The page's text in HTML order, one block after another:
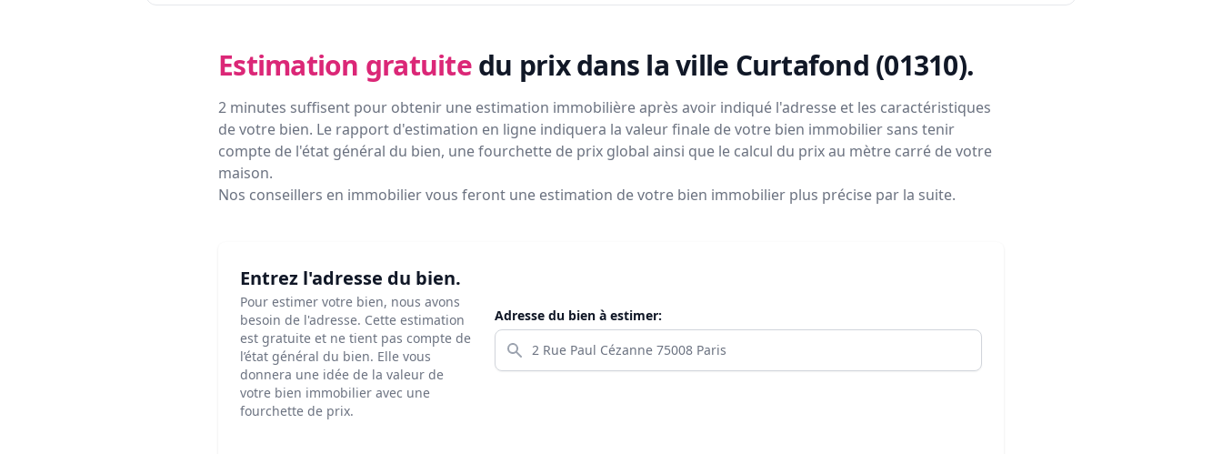
Estimation gratuite du prixdans la ville Curtafond (01310).
2 minutes suffisent pour obtenir une estimation immobilière après avoir indiqué l'adresse et les caractéristiques
de votre bien. Le rapport d'estimation en ligne indiquera la valeur finale de votre bien immobilier sans tenir
compte de l'état général du bien, une fourchette de prix global ainsi que le calcul du prix au mètre carré de votre
maison.
Nos conseillers en immobilier vous feront une estimation de votre bien immobilier plus précise par la suite.
Entrez l'adresse du bien.
Pour estimer votre bien, nous avons
besoin de l'adresse. Cette estimation
est gratuite et ne tient pas compte de
l’état général du bien. Elle vous
donnera une idée de la valeur de
votre bien immobilier avec une
fourchette de prix.
Adresse du bien à estimer: